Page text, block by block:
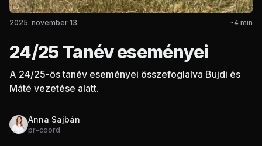
2025. november 13. ~4 min
24/25 Tanév eseményei
A 24/25-ös tanév eseményei összefoglalva Bujdi és
Máté vezetése alatt.
Anna Sajbán
pr-coord